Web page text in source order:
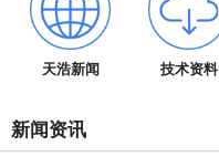
天浩新闻 技术资料
新闻资讯
服务承诺
技术资料
成功案例